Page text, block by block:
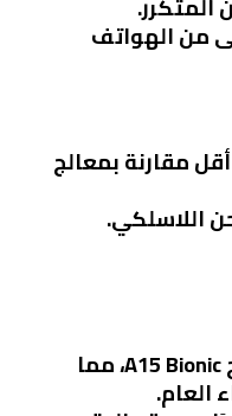
من الهواتف
مقارنة بمعالج
اللاسلكي.
أداء قوي بفضل معالج A15 Bionic، مما
العام.